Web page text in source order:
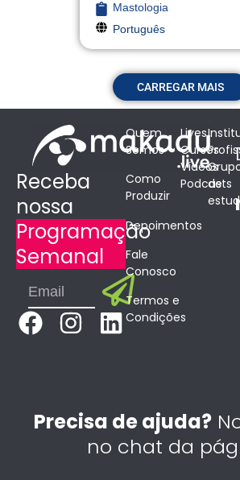
Mastologia
Português
CARREGAR MAIS
Receba
nossa
Programação
Semanal
Submit
F
b
I
a
L
e
d
Quem
Somos
Como
Produzir
Depoimentos
Fale
Conosco
Termos e
Condições
Lives
Cursos
Vídeos
Podcasts
de
Precisa de ajuda?
no chat da